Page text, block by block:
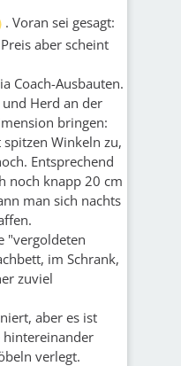
. Voran sei gesagt:
aber scheint
Coach-Ausbauten.
Herd an der
bringen:
Winkeln zu,
Entsprechend
noch knapp 20 cm
man sich nachts
"vergoldeten
im Schrank,
zuviel
aber es ist
hintereinander
verlegt.